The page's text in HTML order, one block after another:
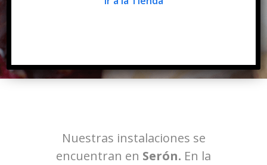
Nuestras instalaciones se
encuentran en Serón. En la